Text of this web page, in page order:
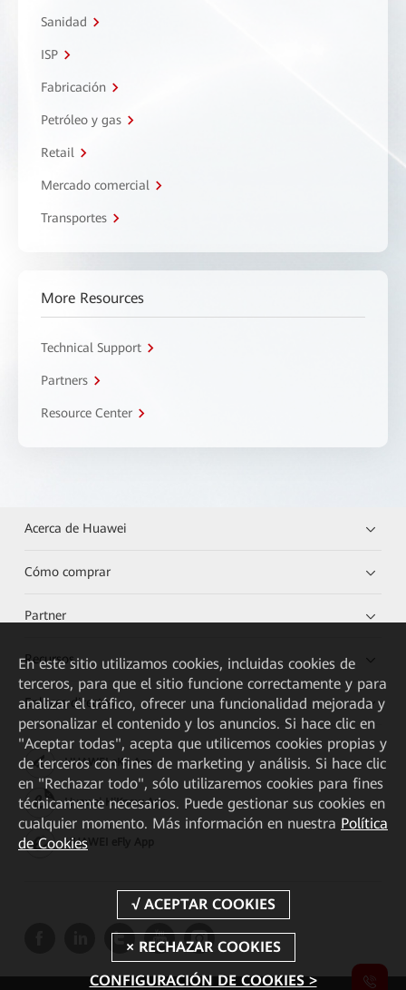
Sanidad
ISP
Fabricación
Petróleo y gas
Retail
Mercado comercial
Transportes
More Resources
Technical Support
Partners
Resource Center
Acerca de Huawei
Cómo comprar
Partner
Recursos
Enlaces directos
HUAWEI eKit App
Huawei HiKnow App
HUAWEI eFly App
En este sitio utilizamos cookies, incluidas cookies de
terceros, para que el sitio funcione correctamente y para
analizar el tráfico, ofrecer una funcionalidad mejorada y
personalizar el contenido y los anuncios. Si hace clic en
"Aceptar todas", acepta que utilicemos cookies propias y
de terceros con fines de marketing y análisis. Si hace clic
en "Rechazar todo", sólo utilizaremos cookies para fines
técnicamente necesarios. Puede gestionar sus cookies en
cualquier momento. Más información en nuestra Política
de Cookies
CONFIGURACIÓN DE COOKIES >